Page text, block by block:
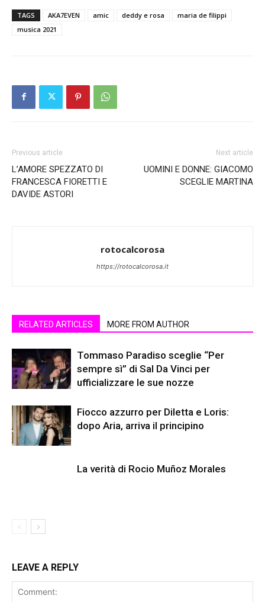
TAGS AKA7EVEN amic deddy e rosa
maria de filippi
musica 2021
Previous article
L’AMORE SPEZZATO DI
FRANCESCA FIORETTI E
DAVIDE ASTORI
Next article
UOMINI E DONNE: GIACOMO
SCEGLIE MARTINA
rotocalcorosa
https://rotocalcorosa.it
RELATED ARTICLES MORE FROM AUTHOR
Tommaso Paradiso sceglie “Per
sempre sì” di Sal Da Vinci per
ufficializzare le sue nozze
Fiocco azzurro per Diletta e Loris:
dopo Aria, arriva il principino
La verità di Rocio Muñoz Morales
LEAVE A REPLY